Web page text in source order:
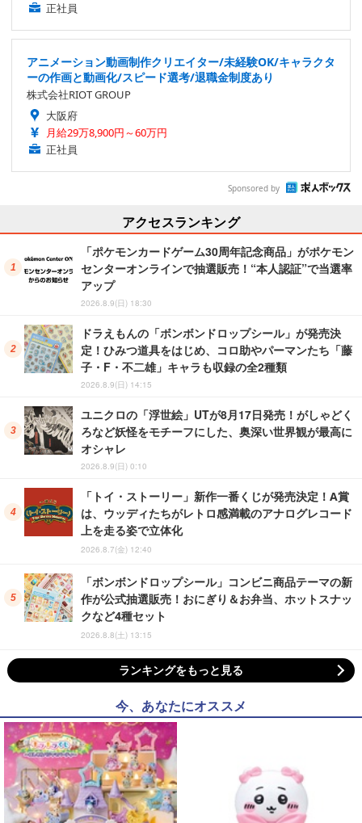
正社員
アニメーション動画制作クリエイター/未経験OK/キャラクタ
ーの作画と動画化/スピード選考/退職金制度あり
株式会社RIOT GROUP
大阪府
月給29万8,900円～60万円
正社員
Sponsored by
アクセスランキング
「ポケモンカードゲーム30周年記念商品」がポケモン
センターオンラインで抽選販売！“本人認証”で当選率
アップ
2026.8.9(日) 18:30
ドラえもんの「ボンボンドロップシール」が発売決
定！ひみつ道具をはじめ、コロ助やパーマンたち「藤
子・F・不二雄」キャラも収録の全2種類
2026.8.9(日) 14:15
ユニクロの「浮世絵」UTが8月17日発売！がしゃどく
ろなど妖怪をモチーフにした、奥深い世界観が最高に
オシャレ
2026.8.9(日) 0:10
「トイ・ストーリー」新作一番くじが発売決定！A賞
は、ウッディたちがレトロ感満載のアナログレコード
上を走る姿で立体化
2026.8.7(金) 12:40
「ボンボンドロップシール」コンビニ商品テーマの新
作が公式抽選販売！おにぎり＆お弁当、ホットスナッ
クなど4種セット
2026.8.8(土) 13:15
ランキングをもっと見る
今、あなたにオススメ